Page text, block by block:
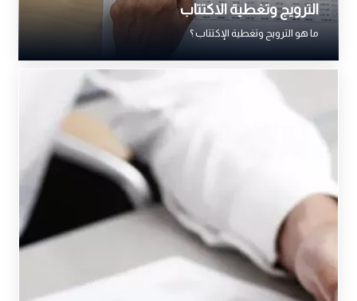
الترويج وتغطية الاكتتاب
ما هو الترويج وتغطية الإكتتاب ؟